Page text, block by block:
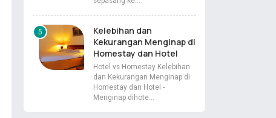
Kelebihan dan
Kekurangan Menginap di
Homestay dan Hotel
Hotel vs Homestay Kelebihan
dan Kekurangan Menginap di
Homestay dan Hotel -
Menginap dihote…